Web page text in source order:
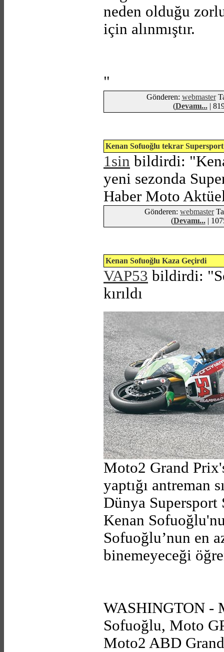
neden olduğu
için alınmıştır.
"
Gönderen: webmaster
(Devamı...|
Kenan Sofuoğlu tekrar
1sin bildirdi:
yeni sezonda
Haber Moto
Gönderen: webmaster
(Devamı...|
Kenan Sofuoğlu Kaza Geçirdi
VAP53 bildirdi: "
kırıldı
Moto2 Grand
yaptığı antreman
Dünya
Kenan
Sofuoğlu’nun en
binemeyeceği
WASHINGTON -
Sofuoğlu, Moto
Moto2 ABD